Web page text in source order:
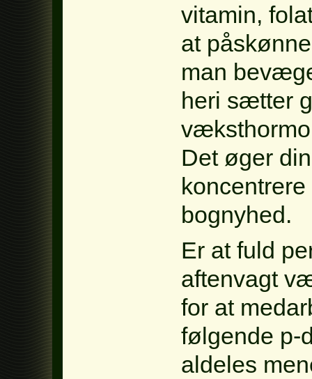
vitamin,
at
man
heri sætter
Det øger
bognyhed.
Er at fuld
aftenvagt
for at
følgende p-
aldeles